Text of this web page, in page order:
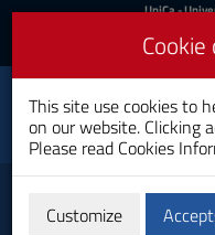
Skip
Content
UniCa
Login
UniCa-
Login
Toggle
navigation
Faculty
Surgery
Altri corsi
This site use cookies to
on our website. Clicking
Please read Cookies
Customize